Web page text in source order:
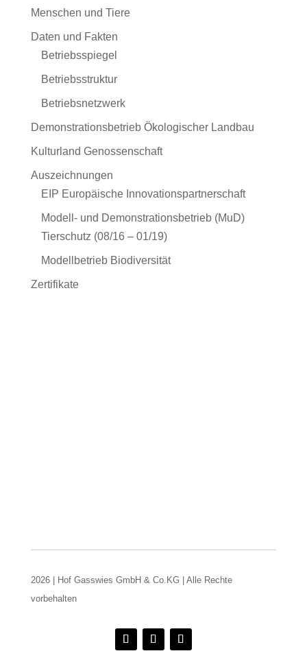
Menschen und Tiere
Daten und Fakten
Betriebsspiegel
Betriebsstruktur
Betriebsnetzwerk
Demonstrationsbetrieb Ökologischer Landbau
Kulturland Genossenschaft
Auszeichnungen
EIP Europäische Innovationspartnerschaft
Modell- und Demonstrationsbetrieb (MuD)
Tierschutz (08/16 – 01/19)
Modellbetrieb Biodiversität
Zertifikate
2026 | Hof Gasswies GmbH & Co.KG | Alle Rechte
vorbehalten